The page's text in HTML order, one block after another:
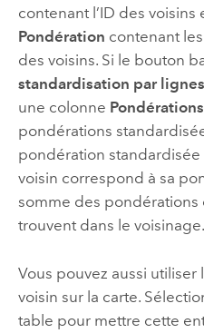
contenant l’ID des voisins
Pondération contenant
des voisins. Si le bouton
standardisation par lignes
une colonne
pondérations
pondération
voisin correspond à sa
somme des pondérations
trouvent dans le voisinage.
Vous pouvez aussi
voisin sur la carte.
table pour mettre cette